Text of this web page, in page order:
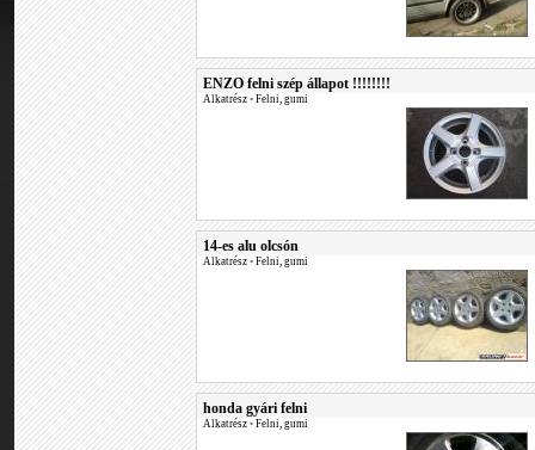
ENZO felni szép állapot !!!!!!!!
Alkatrész • Felni, gumi
14-es alu olcsón
Alkatrész • Felni, gumi
honda gyári felni
Alkatrész • Felni, gumi